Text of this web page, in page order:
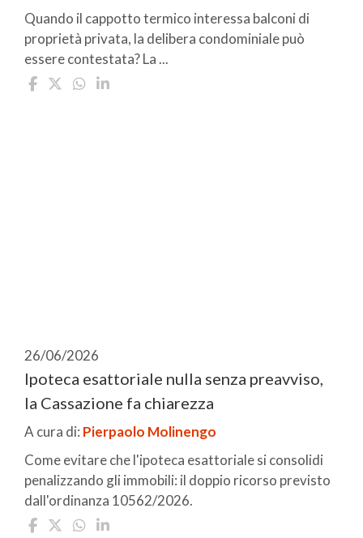
Quando il cappotto termico interessa balconi di
proprietà privata, la delibera condominiale può
essere contestata? La ...
26/06/2026
Ipoteca esattoriale nulla senza preavviso,
la Cassazione fa chiarezza
A cura di: Pierpaolo Molinengo
Come evitare che l'ipoteca esattoriale si consolidi
penalizzando gli immobili: il doppio ricorso previsto
dall'ordinanza 10562/2026.